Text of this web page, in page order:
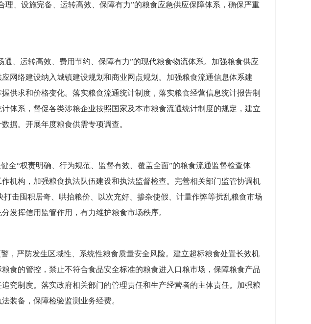
理、设施完备、运转高效、保障有力”的粮食应急供应保障体系，确保严重
通、运转高效、费用节约、保障有力”的现代粮食物流体系。加强粮食供应
网络建设纳入城镇建设规划和商业网点规划。加强粮食流通信息体系建
供求和价格变化。落实粮食流通统计制度，落实粮食经营信息统计报告制
体系，督促各类涉粮企业按照国家及本市粮食流通统计制度的规定，建立
据。开展年度粮食供需专项调查。
全“权责明确、行为规范、监督有效、覆盖全面”的粮食流通监督检查体
机构，加强粮食执法队伍建设和执法监督检查。完善相关部门监管协调机
击囤积居奇、哄抬粮价、以次充好、掺杂使假、计量作弊等扰乱粮食市场
发挥信用监管作用，有力维护粮食市场秩序。
，严防发生区域性、系统性粮食质量安全风险。建立超标粮食处置长效机
食的管控，禁止不符合食品安全标准的粮食进入口粮市场，保障粮食产品
究制度。落实政府相关部门的管理责任和生产经营者的主体责任。加强粮
装备，保障检验监测业务经费。